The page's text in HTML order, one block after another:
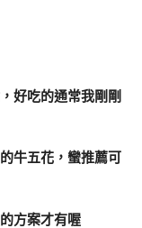
好吃的通常我剛剛
牛五花，蠻推薦可
方案才有喔